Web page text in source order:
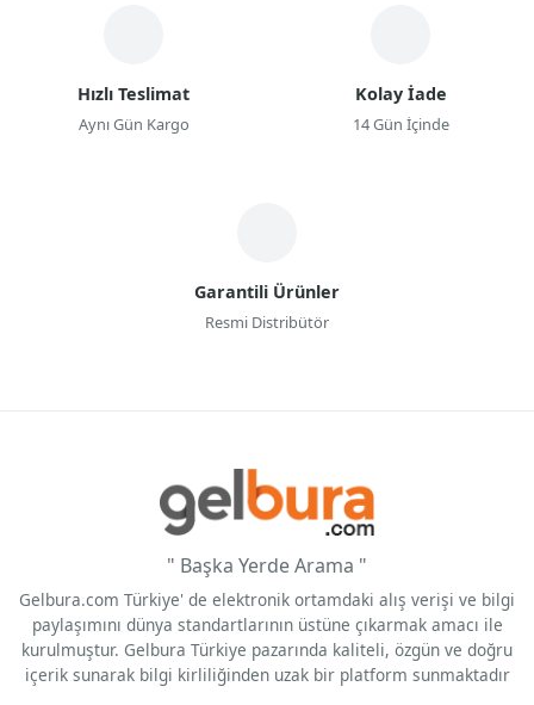
Hızlı Teslimat
Aynı Gün Kargo
Kolay İade
14 Gün İçinde
Garantili Ürünler
Resmi Distribütör
" Başka Yerde Arama "
Gelbura.com Türkiye' de elektronik ortamdaki alış verişi ve bilgi
paylaşımını dünya standartlarının üstüne çıkarmak amacı ile
kurulmuştur. Gelbura Türkiye pazarında kaliteli, özgün ve doğru
içerik sunarak bilgi kirliliğinden uzak bir platform sunmaktadır